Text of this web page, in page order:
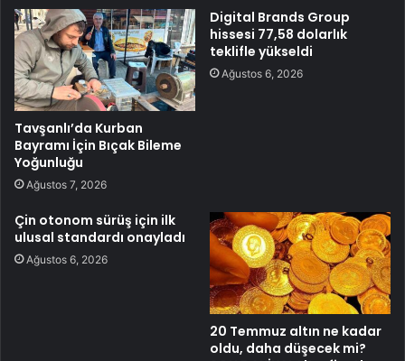
Tavşanlı’da Kurban
Bayramı İçin Bıçak Bileme
Yoğunluğu
Ağustos 7, 2026
Digital Brands Group
hissesi 77,58 dolarlık
teklifle yükseldi
Ağustos 6, 2026
Çin otonom sürüş için ilk
ulusal standardı onayladı
Ağustos 6, 2026
20 Temmuz altın ne kadar
oldu, daha düşecek mi?